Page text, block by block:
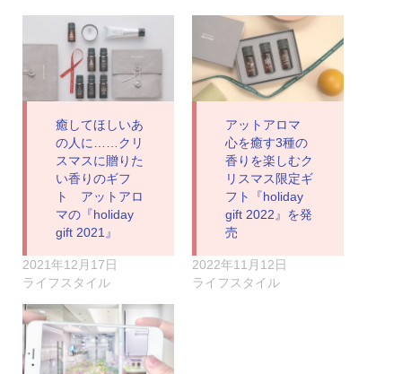
癒してほしいあ
の人に……クリ
スマスに贈りた
い香りのギフ
ト アットアロ
マの『holiday
gift 2021』
2021年12月17日
ライフスタイル
アットアロマ
心を癒す3種の
香りを楽しむク
リスマス限定ギ
フト『holiday
gift 2022』を発
売
2022年11月12日
ライフスタイル